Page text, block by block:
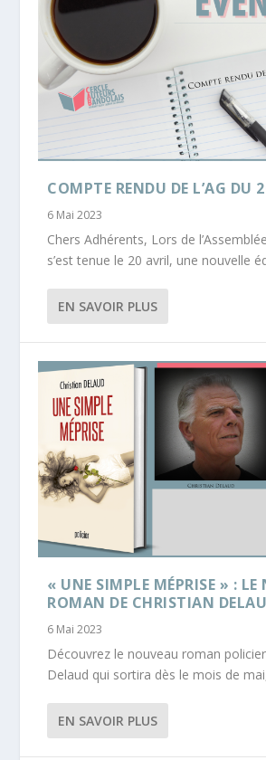
COMPTE RENDU DE L’AG DU
6 Mai 2023
Chers Adhérents, Lors de
s’est tenue le 20 avril, une nouvelle
EN SAVOIR PLUS
« UNE SIMPLE MÉPRISE » : LE
ROMAN DE CHRISTIAN
6 Mai 2023
Découvrez le nouveau roman
Delaud qui sortira dès le mois de
EN SAVOIR PLUS